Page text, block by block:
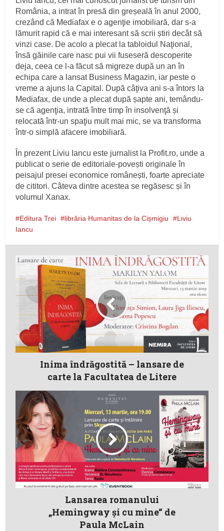
România, a intrat în presă din greșeală în anul 2000,
crezând că Mediafax e o agenţie imobiliară, dar s-a
lămurit rapid că e mai interesant să scrii știri decât să
vinzi case. De acolo a plecat la tabloidul Naţional,
însă găinile care nasc pui vii fuseseră descoperite
deja, ceea ce l-a făcut să migreze după un an în
echipa care a lansat Business Magazin, iar peste o
vreme a ajuns la Capital. După câţiva ani s-a întors la
Mediafax, de unde a plecat după șapte ani, temându-
se că agenţia, intrată între timp în insolvenţă și
relocată într-un spaţiu mult mai mic, se va transforma
într-o simplă afacere imobiliară.
În prezent Liviu Iancu este jurnalist la Profit.ro, unde a
publicat o serie de editoriale-povești originale în
peisajul presei economice românești, foarte apreciate
de cititori. Câteva dintre acestea se regăsesc și în
volumul Xanax.
Editura Trei librăria Humanitas de la Cișmigiu
Liviu
Iancu
Inima îndrăgostită – lansare de
carte la Facultatea de Litere
Lansarea romanului
„Hemingway și cu mine“ de
Paula McLain